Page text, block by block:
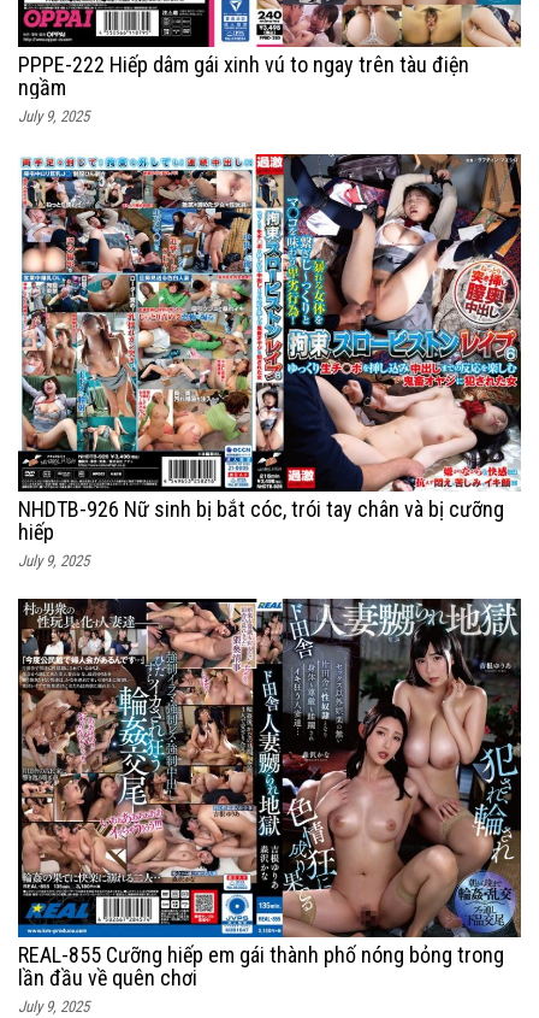
PPPE-222 Hiếp dâm gái xinh vú to ngay trên tàu điện
ngầm
July 9, 2025
NHDTB-926 Nữ sinh bị bắt cóc, trói tay chân và bị cưỡng
hiếp
July 9, 2025
REAL-855 Cưỡng hiếp em gái thành phố nóng bỏng trong
lần đầu về quên chơi
July 9, 2025